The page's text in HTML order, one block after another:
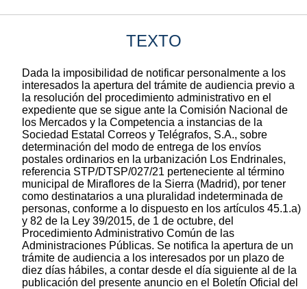
TEXTO
Dada la imposibilidad de notificar personalmente a los
interesados la apertura del trámite de audiencia previo a
la resolución del procedimiento administrativo en el
expediente que se sigue ante la Comisión Nacional de
los Mercados y la Competencia a instancias de la
Sociedad Estatal Correos y Telégrafos, S.A., sobre
determinación del modo de entrega de los envíos
postales ordinarios en la urbanización Los Endrinales,
referencia STP/DTSP/027/21 perteneciente al término
municipal de Miraflores de la Sierra (Madrid), por tener
como destinatarios a una pluralidad indeterminada de
personas, conforme a lo dispuesto en los artículos 45.1.a)
y 82 de la Ley 39/2015, de 1 de octubre, del
Procedimiento Administrativo Común de las
Administraciones Públicas. Se notifica la apertura de un
trámite de audiencia a los interesados por un plazo de
diez días hábiles, a contar desde el día siguiente al de la
publicación del presente anuncio en el Boletín Oficial del